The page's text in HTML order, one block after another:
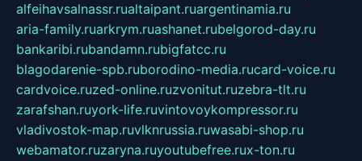
alfeihavsalnassr.rualtaipant.ruargentinamia.ru
aria-family.ruarkrym.ruashanet.rubelgorod-day.ru
bankaribi.rubandamn.rubigfatcc.ru
blagodarenie-spb.ruborodino-media.rucard-voice.ru
cardvoice.ruzed-online.ruzvonitut.ruzebra-tlt.ru
zarafshan.ruyork-life.ruvintovoykompressor.ru
vladivostok-map.ruvlknrussia.ruwasabi-shop.ru
webamator.ruzaryna.ruyoutubefree.rux-ton.ru